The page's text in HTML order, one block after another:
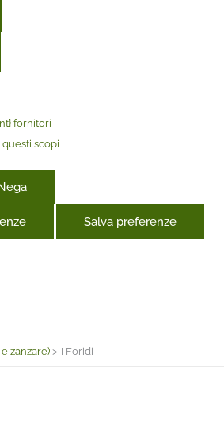
fornitori
scopi
Salva preferenze
zanzare) I Foridi